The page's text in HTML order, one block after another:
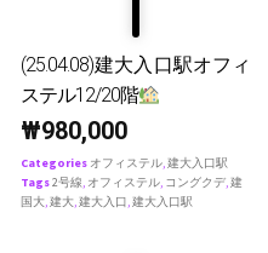
(25.04.08)建大入口駅オフィ
ステル12/20階
₩980,000
Categories オフィステル,建大入口駅
Tags2号線, オフィステル, コングクデ,建
国大,建大,建大入口,建大入口駅